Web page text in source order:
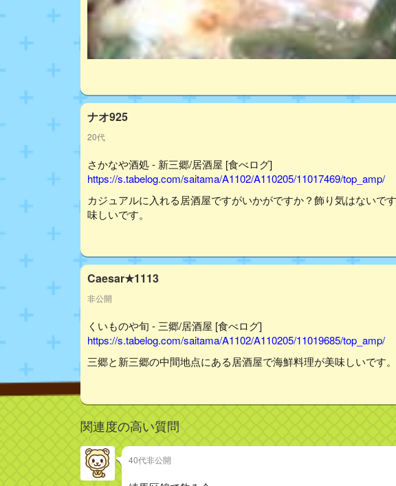
ナオ925
20代
さかなや酒処 - 新三郷/居酒屋 [食べログ]
https://s.tabelog.com/saitama/A1102/A110205/11017469/top_amp/
カジュアルに入れる居酒屋ですがいかがですか？飾り気はないで
味しいです。
Caesar★1113
非公開
くいものや旬 - 三郷/居酒屋 [食べログ]
https://s.tabelog.com/saitama/A1102/A110205/11019685/top_amp/
三郷と新三郷の中間地点にある居酒屋で海鮮料理が美味しいです
関連度の高い質問
40代非公開